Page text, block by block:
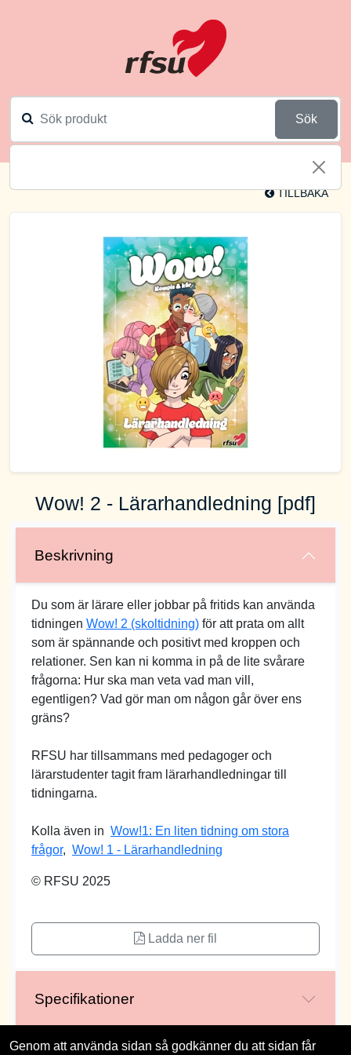
Sök
TILLBAKA
Wow! 2 - Lärarhandledning [pdf]
Beskrivning
Du som är lärare eller jobbar på fritids kan använda
tidningen Wow! 2 (skoltidning) för att prata om allt
som är spännande och positivt med kroppen och
relationer. Sen kan ni komma in på de lite svårare
frågorna: Hur ska man veta vad man vill,
egentligen? Vad gör man om någon går över ens
gräns?
RFSU har tillsammans med pedagoger och
lärarstudenter tagit fram lärarhandledningar till
tidningarna.
Kolla även in Wow!1: En liten tidning om stora
frågor, Wow! 1 - Lärarhandledning
© RFSU 2025
Ladda ner fil
Specifikationer
Genom att använda sidan så godkänner du att sidan får